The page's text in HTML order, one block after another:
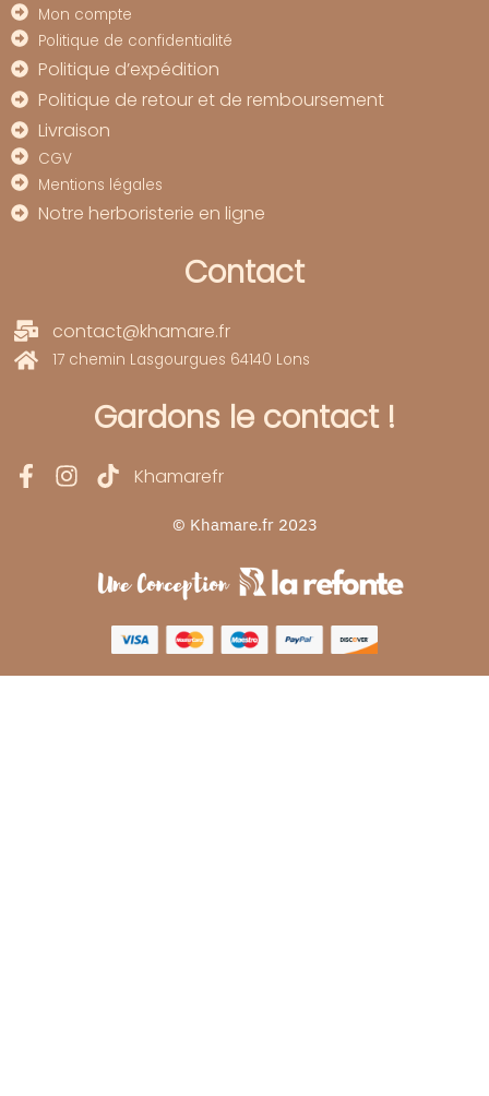
Mon compte
Politique de confidentialité
Politique d’expédition
Politique de retour et de remboursement
Livraison
CGV
Mentions légales
Notre herboristerie en ligne
Contact
contact@khamare.fr
17 chemin Lasgourgues 64140 Lons
Gardons le contact !
Khamarefr
© Khamare.fr 2023